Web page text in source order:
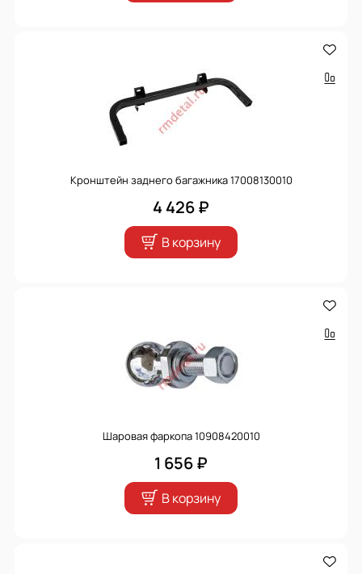
Кронштейн заднего багажника 17008130010
4 426 ₽
В корзину
Шаровая фаркопа 10908420010
1 656 ₽
В корзину